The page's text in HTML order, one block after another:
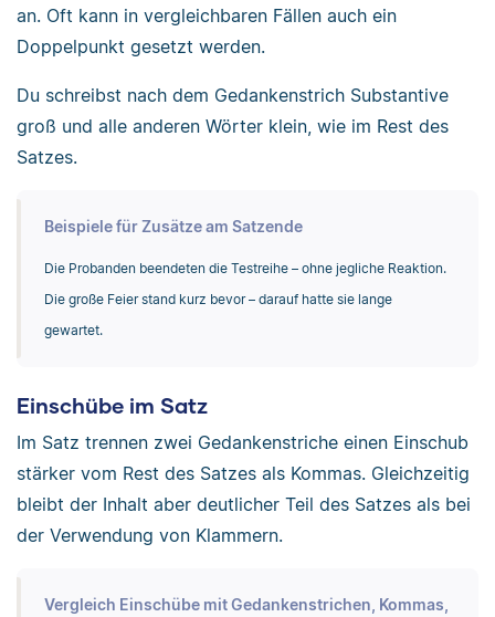
an. Oft kann in vergleichbaren Fällen auch ein
Doppelpunkt gesetzt werden.
Du schreibst nach dem Gedankenstrich Substantive
groß und alle anderen Wörter klein, wie im Rest des
Satzes.
Beispiele für Zusätze am Satzende
Die Probanden beendeten die Testreihe – ohne jegliche Reaktion.
Die große Feier stand kurz bevor – darauf hatte sie lange
gewartet.
Einschübe im Satz
Im Satz trennen zwei Gedankenstriche einen Einschub
stärker vom Rest des Satzes als Kommas. Gleichzeitig
bleibt der Inhalt aber deutlicher Teil des Satzes als bei
der Verwendung von Klammern.
Vergleich Einschübe mit Gedankenstrichen, Kommas,